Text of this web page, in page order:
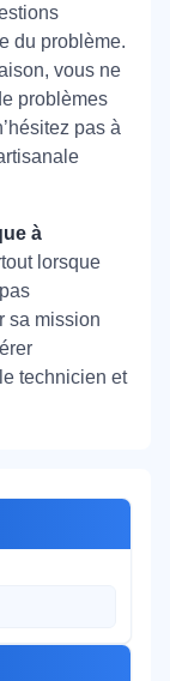
du problème.
vous ne
problèmes
pas à
à
lorsque
sa mission
technicien et